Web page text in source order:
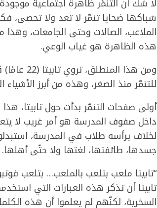
لا شك أن التنمّر ظاهرة اجتماعية
شباكها ضحايا تنمّر لا تعد ولا تحصى،
الملاعب، الصالات وحتى الجامعات،
هذه الظاهرة هو غياب الوعي.
ومن هذا
للتنمّر منذ الصغر، وهذه من أبرز
أولى صفحات التنمّر بدأت حول تابيتا،
داخل صفوف المدرسة هو أمر غريب لا
لخلاف يرأسه طلاب في المدرسة،
جسدها، طائفتها، لغتها ولا حتّى أهلها.
“تابيتا ملعب بتلعب بالملعب… بتلعب
تابيتا أن تذكر هذه العبارات التي
السخرية، لكنّهم لم يعلموا أن هذه